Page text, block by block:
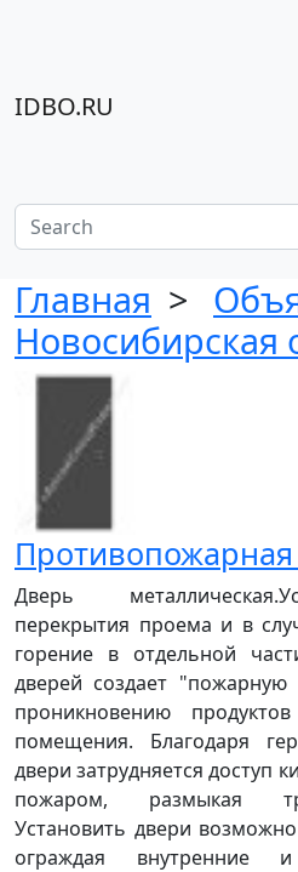
IDBO.RU
Главная >
Новосибирская
Дверь
перекрытия проема и в
горение в отдельной
дверей создает "пожарную
проникновению
помещения. Благодаря
двери затрудняется доступ
пожаром, размыкая
Установить двери
ограждая внутренние